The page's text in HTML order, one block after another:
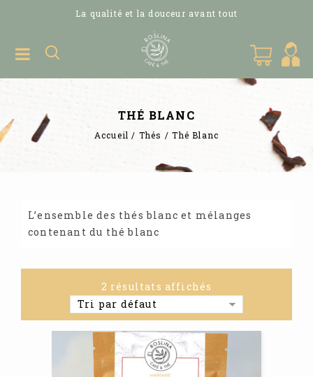
La qualité et la douceur avant tout
THÉ BLANC
Accueil / Thés /Thé Blanc
L’ensemble des thés blanc et mélanges
contenant du thé blanc
2 résultats affichés
Tri par défaut